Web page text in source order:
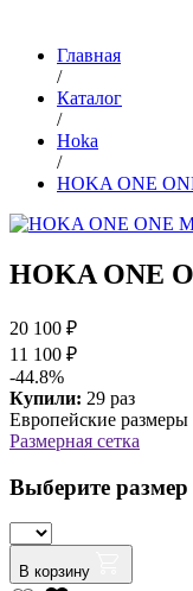
Главная
/
Каталог
/
Hoka
/
HOKA ONE
HOKA ONE
20 100 ₽
11 100 ₽
-44.8%
Купили: 29 раз
Европейские размеры
Размерная сетка
Выберите размер
В корзину